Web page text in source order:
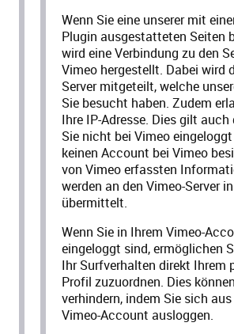
Wenn Sie eine unserer mit
Plugin ausgestatteten Seiten
wird eine Verbindung zu den
Vimeo hergestellt. Dabei wird
Server mitgeteilt, welche
Sie besucht haben. Zudem
Ihre IP-Adresse. Dies gilt auch
Sie nicht bei Vimeo
keinen Account bei Vimeo
von Vimeo erfassten
werden an den Vimeo-Server
übermittelt.
Wenn Sie in Ihrem Vimeo-
eingeloggt sind, ermöglichen
Ihr Surfverhalten direkt Ihrem
Profil zuzuordnen. Dies
verhindern, indem Sie sich
Vimeo-Account ausloggen.